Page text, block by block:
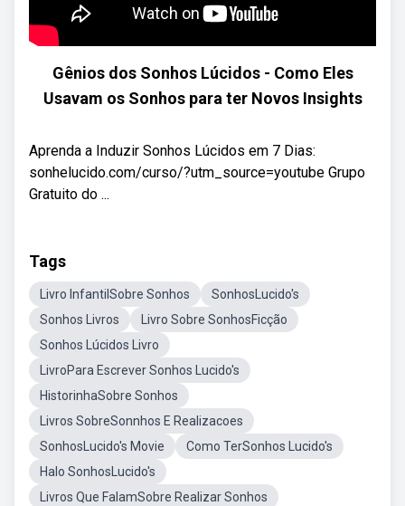
Gênios dos Sonhos Lúcidos - Como Eles
Usavam os Sonhos para ter Novos Insights
Aprenda a Induzir Sonhos Lúcidos em 7 Dias:
sonhelucido.com/curso/?utm_source=youtube Grupo
Gratuito do ...
Tags
Livro InfantilSobre Sonhos
SonhosLucido's
Sonhos Livros
Livro Sobre SonhosFicção
Sonhos Lúcidos Livro
LivroPara Escrever Sonhos Lucido's
HistorinhaSobre Sonhos
Livros SobreSonnhos E Realizacoes
SonhosLucido's Movie
Como TerSonhos Lucido's
Halo SonhosLucido's
Livros Que FalamSobre Realizar Sonhos